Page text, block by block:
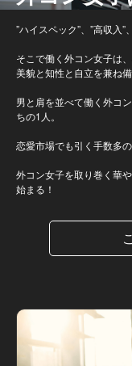
”ハイスペック”、”高収入”
そこで働く外コン女子は
美貌と知性と自立を兼ね
男と肩を並べて働く外コ
ちの1人。
恋愛市場でも引く手数多
外コン女子を取り巻く華
始まる！